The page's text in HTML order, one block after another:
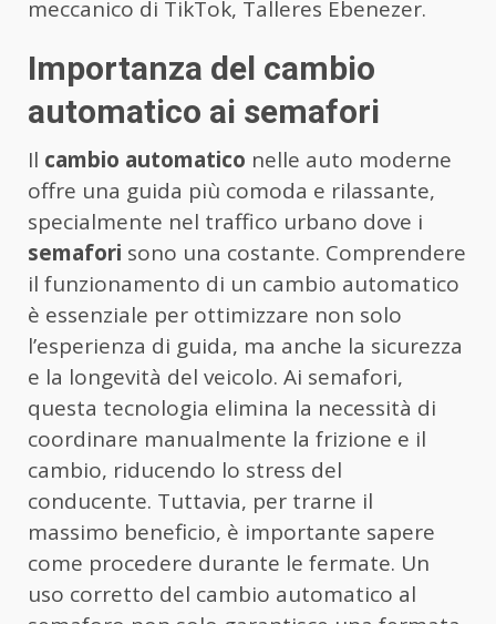
meccanico di TikTok, Talleres Ebenezer.
Importanza del cambio
automatico ai semafori
Il cambio automatico nelle auto moderne
offre una guida più comoda e rilassante,
specialmente nel traffico urbano dove i
semafori sono una costante. Comprendere
il funzionamento di un cambio automatico
è essenziale per ottimizzare non solo
l’esperienza di guida, ma anche la sicurezza
e la longevità del veicolo. Ai semafori,
questa tecnologia elimina la necessità di
coordinare manualmente la frizione e il
cambio, riducendo lo stress del
conducente. Tuttavia, per trarne il
massimo beneficio, è importante sapere
come procedere durante le fermate. Un
uso corretto del cambio automatico al